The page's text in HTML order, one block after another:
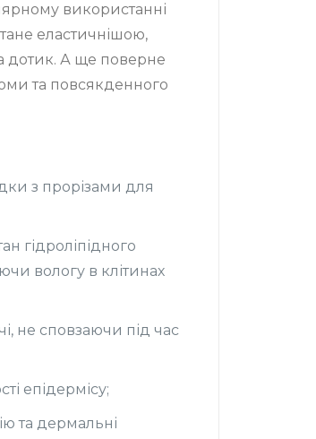
використанні
еластичнішою,
дотик. А ще поверне
та повсякденного
з прорізами для
гідроліпідного
вологу в клітинах
не сповзаючи під час
епідермісу;
та дермальні